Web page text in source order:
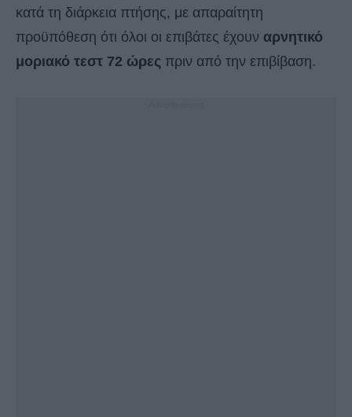
κατά τη διάρκεια πτήσης, με απαραίτητη
προϋπόθεση ότι όλοι οι επιβάτες έχουν αρνητικό
μοριακό τεστ 72 ώρες πριν από την επιβίβαση.